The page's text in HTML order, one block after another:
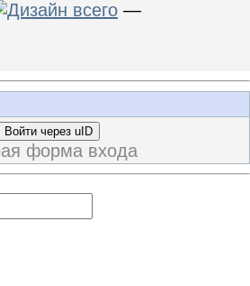
—
Войти через uID
форма входа